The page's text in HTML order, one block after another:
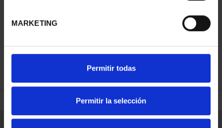
MARKETING
Permitir todas
Permitir la selección
REFINAR